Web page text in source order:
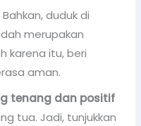
duduk di
merupakan
karena itu, beri
aman.
tenang dan positif
tua. Jadi, tunjukkan